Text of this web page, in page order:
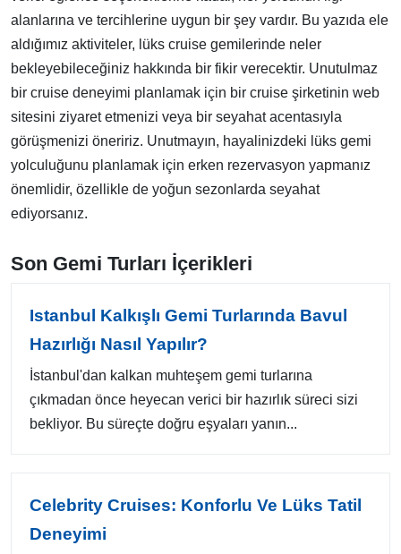
alanlarına ve tercihlerine uygun bir şey vardır. Bu yazıda ele
aldığımız aktiviteler, lüks cruise gemilerinde neler
bekleyebileceğiniz hakkında bir fikir verecektir. Unutulmaz
bir cruise deneyimi planlamak için bir cruise şirketinin web
sitesini ziyaret etmenizi veya bir seyahat acentasıyla
görüşmenizi öneririz. Unutmayın, hayalinizdeki lüks gemi
yolculuğunu planlamak için erken rezervasyon yapmanız
önemlidir, özellikle de yoğun sezonlarda seyahat
ediyorsanız.
Son Gemi Turları İçerikleri
Istanbul Kalkışlı Gemi Turlarında Bavul
Hazırlığı Nasıl Yapılır?
İstanbul'dan kalkan muhteşem gemi turlarına
çıkmadan önce heyecan verici bir hazırlık süreci sizi
bekliyor. Bu süreçte doğru eşyaları yanın...
Celebrity Cruises: Konforlu Ve Lüks Tatil
Deneyimi